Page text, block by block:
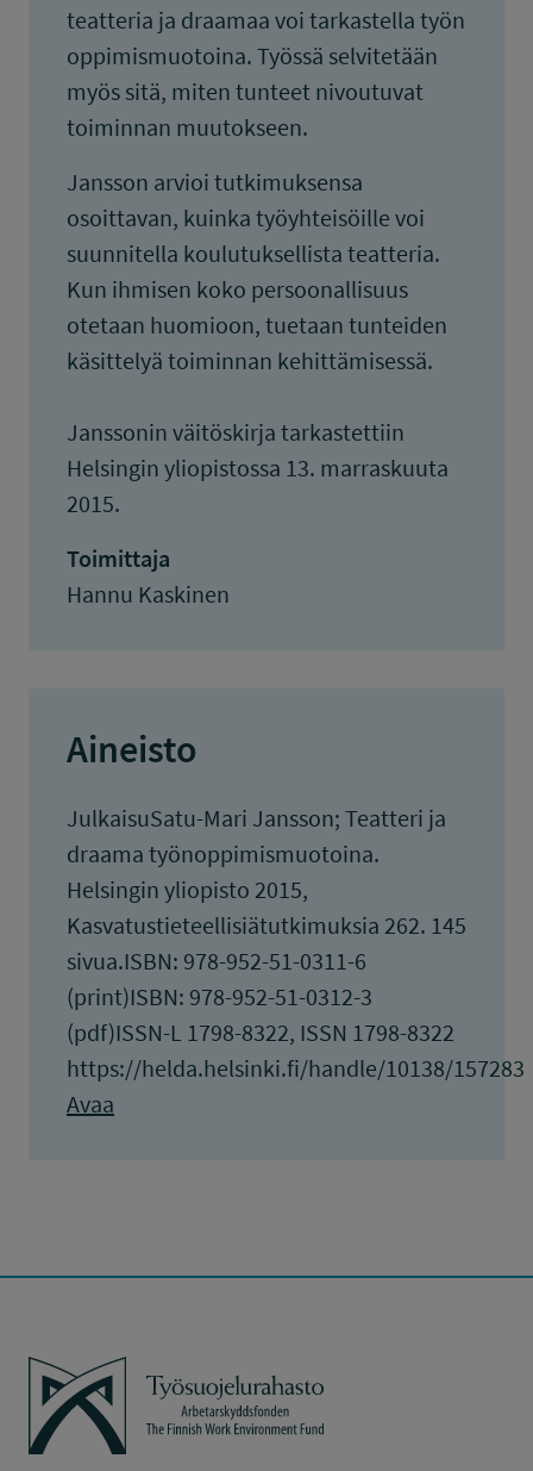
teatteria ja draamaa voi tarkastella työn
oppimismuotoina. Työssä selvitetään
myös sitä, miten tunteet nivoutuvat
toiminnan muutokseen.
Jansson arvioi tutkimuksensa
osoittavan, kuinka työyhteisöille voi
suunnitella koulutuksellista teatteria.
Kun ihmisen koko persoonallisuus
otetaan huomioon, tuetaan tunteiden
käsittelyä toiminnan kehittämisessä.
Janssonin väitöskirja tarkastettiin
Helsingin yliopistossa 13. marraskuuta
2015.
Toimittaja
Hannu Kaskinen
Aineisto
JulkaisuSatu-Mari Jansson; Teatteri ja
draama työnoppimismuotoina.
Helsingin yliopisto 2015,
Kasvatustieteellisiätutkimuksia 262. 145
sivua.ISBN: 978-952-51-0311-6
(print)ISBN: 978-952-51-0312-3
(pdf)ISSN-L 1798-8322, ISSN 1798-8322
https://helda.helsinki.fi/handle/10138/157283
Avaa
Työsuojelurahasto